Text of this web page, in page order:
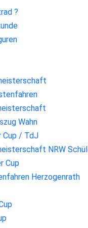
?
Wahn
Cup / TdJ
NRW
Cup
Herzogenrath